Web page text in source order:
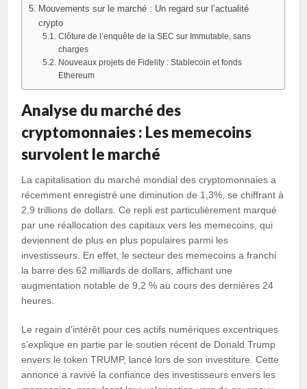
Mouvements sur le marché : Un regard sur l’actualité
crypto
Clôture de l’enquête de la SEC sur Immutable, sans
charges
Nouveaux projets de Fidelity : Stablecoin et fonds
Ethereum
Analyse du marché des
cryptomonnaies : Les memecoins
survolent le marché
La capitalisation du marché mondial des cryptomonnaies a
récemment enregistré une diminution de 1,3%, se chiffrant à
2,9 trillions de dollars. Ce repli est particulièrement marqué
par une réallocation des capitaux vers les memecoins, qui
deviennent de plus en plus populaires parmi les
investisseurs. En effet, le secteur des memecoins a franchi
la barre des 62 milliards de dollars, affichant une
augmentation notable de 9,2 % au cours des dernières 24
heures.
Le regain d’intérêt pour ces actifs numériques excentriques
s’explique en partie par le soutien récent de Donald Trump
envers le token TRUMP, lancé lors de son investiture. Cette
annonce a ravivé la confiance des investisseurs envers les